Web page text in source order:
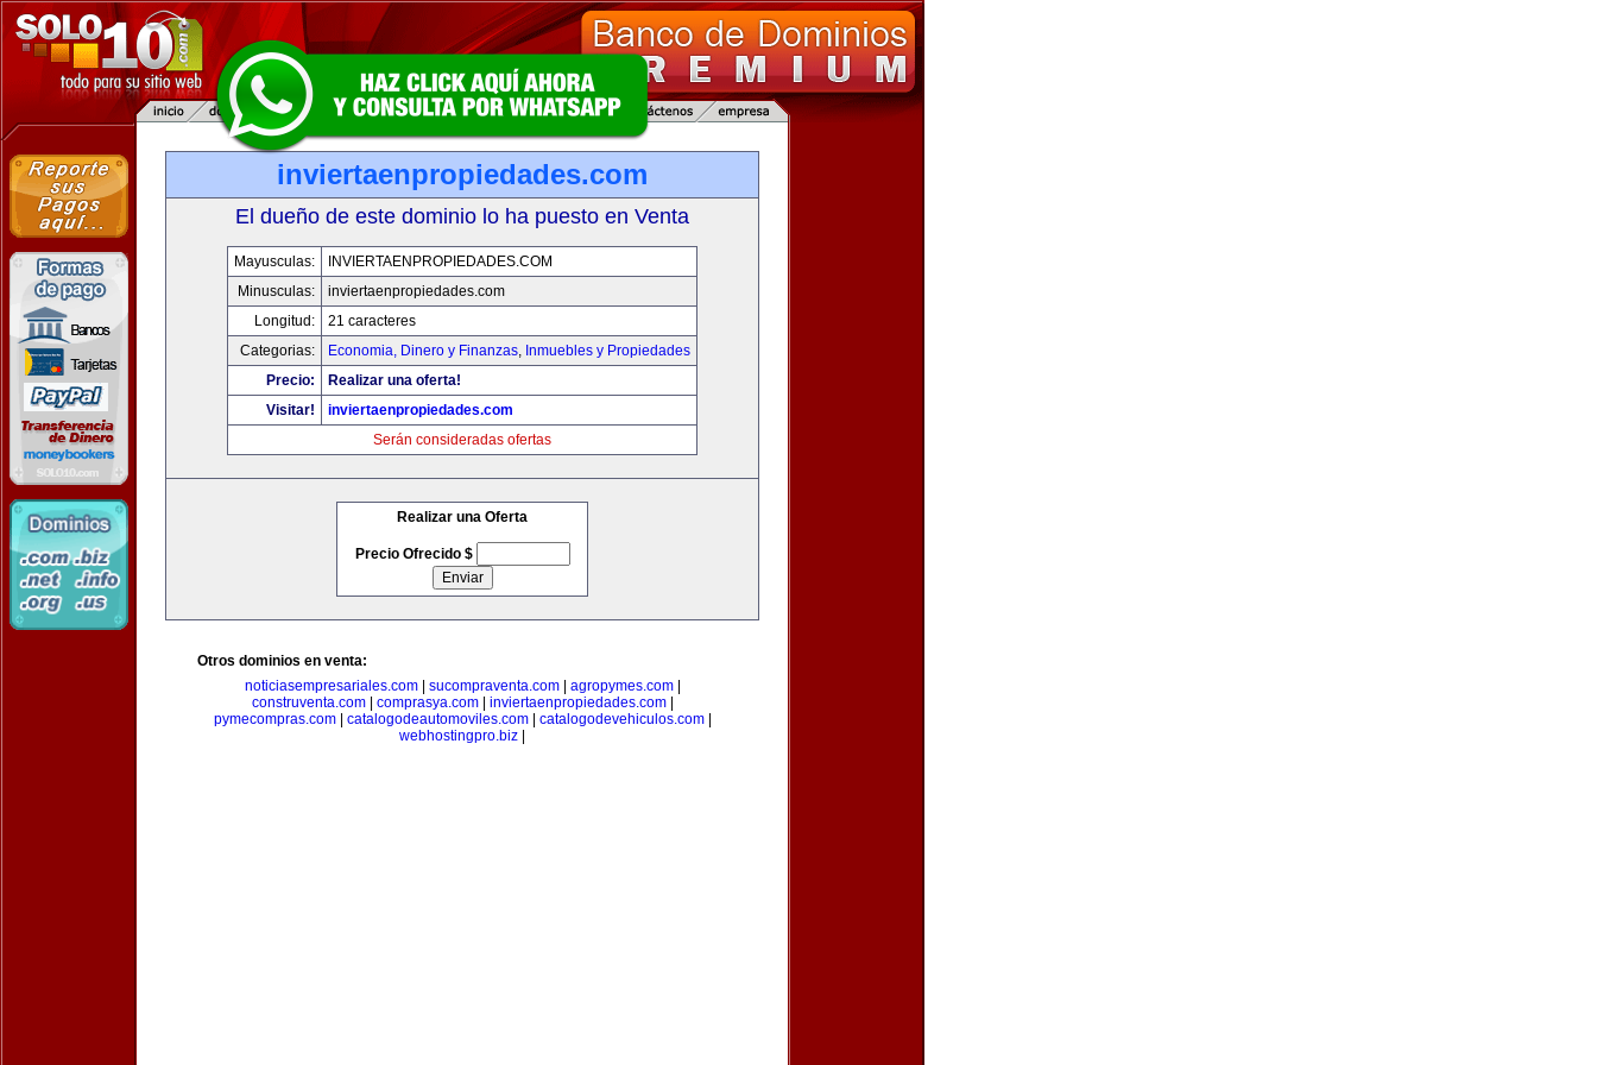
inviertaenpropiedades.com
El dueño de este dominio lo ha puesto en Venta
Mayusculas:
INVIERTAENPROPIEDADES.COM
Minusculas:
inviertaenpropiedades.com
Longitud:
21 caracteres
Categorias:
Economia, Dinero y Finanzas, Inmuebles y Propiedades
Precio:
Realizar una oferta!
Visitar!
inviertaenpropiedades.com
Serán consideradas ofertas
Realizar una Oferta
Precio Ofrecido $
Otros dominios en venta:
noticiasempresariales.com| sucompraventa.com| agropymes.com|
construventa.com| comprasya.com| inviertaenpropiedades.com|
pymecompras.com| catalogodeautomoviles.com| catalogodevehiculos.com|
webhostingpro.biz